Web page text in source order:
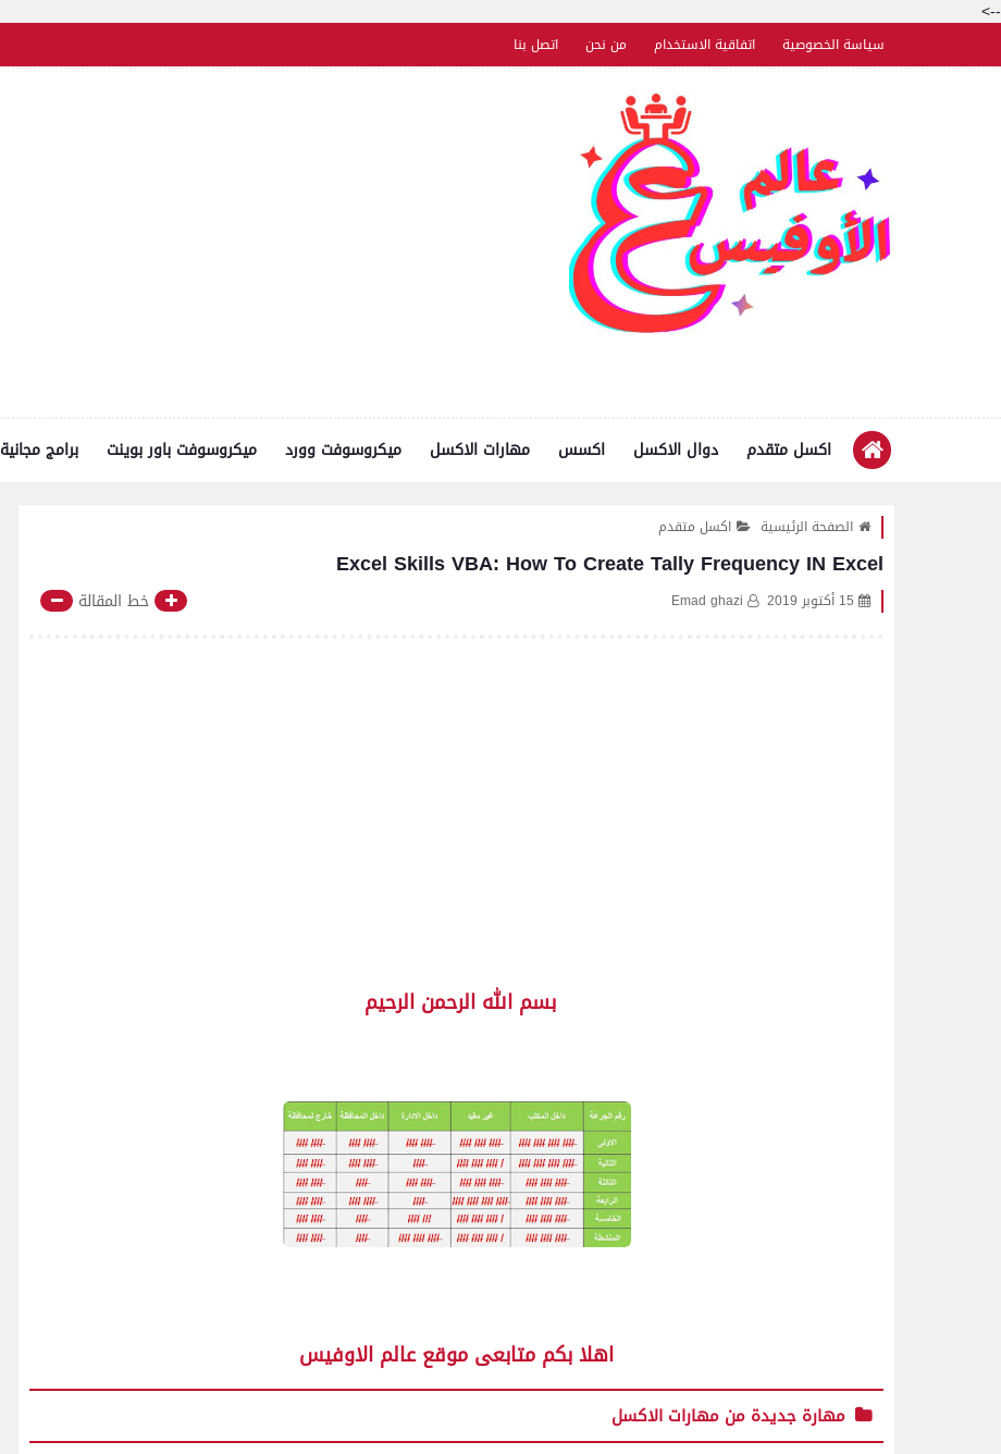
-->
سياسة الخصوصية اتفاقية الاستخدام من نحن اتصل بنا
اكسل متقدم دوال الاكسل اكسس مهارات الاكسل ميكروسوفت وورد ميكروسوفت باور بوينت برامج مجانية
الصفحة الرئيسية اكسل متقدم
Excel Skills VBA: How To Create Tally Frequency IN Excel
15 أكتوبر 2019 Emad ghazi خط المقالة
بسم الله الرحمن الرحيم
اهلا بكم متابعى موقع عالم الاوفيس
مهارة جديدة من مهارات الاكسل